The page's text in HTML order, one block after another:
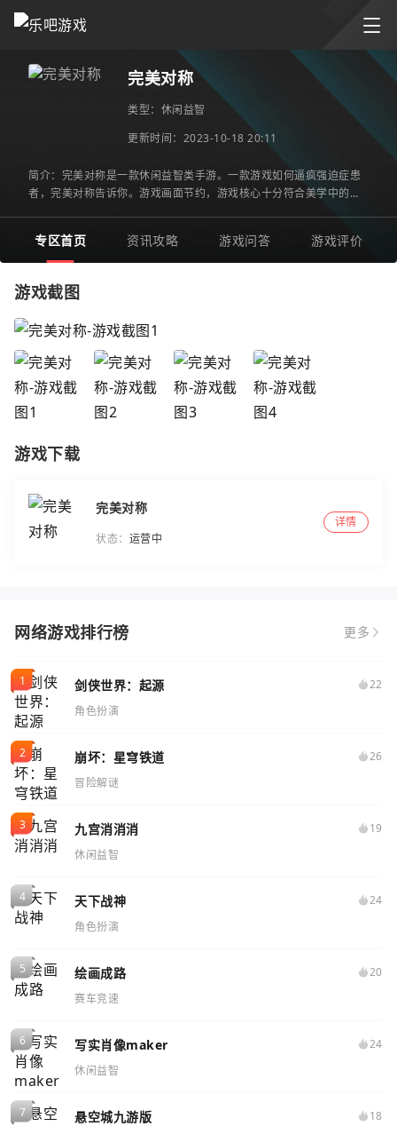
完美对称
类型： 休闲益智
更新时间：2023-10-18 20:11
简介：完美对称是一款休闲益智类手游。一款游戏如何逼疯强迫症患
者，完美对称告诉你。游戏画面节约，游戏核心十分符合美学中的一
专区首页 资讯攻略 游戏问答 游戏评价
游戏截图
游戏下载
完美对称
状态： 运营中
详情
网络游戏排行榜 更多
剑侠世界：起源
22
角色扮演
崩坏：星穹铁道
26
冒险解谜
九宫消消消
19
休闲益智
天下战神
24
角色扮演
绘画成路
20
赛车竞速
写实肖像maker
24
休闲益智
悬空城九游版
18